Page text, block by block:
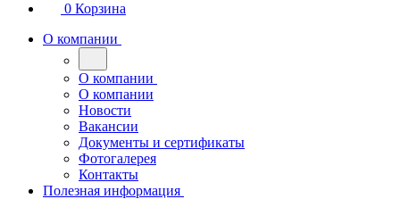
0 Корзина
О компании
О компании
О компании
Новости
Вакансии
Документы и сертификаты
Фотогалерея
Контакты
Полезная информация